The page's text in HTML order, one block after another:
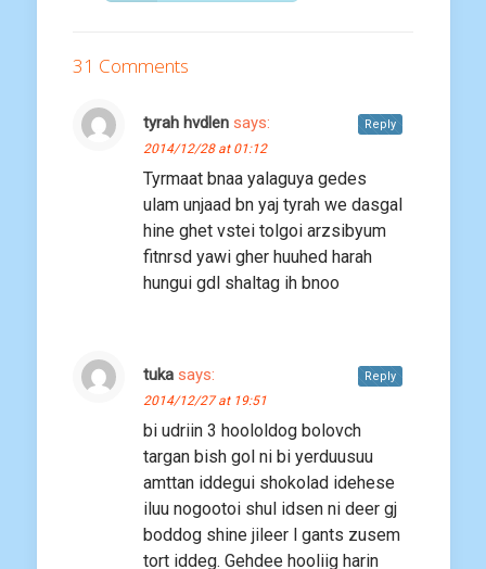
31 Comments
tyrah hvdlen says:
2014/12/28 at 01:12
Tyrmaat bnaa yalaguya gedes
ulam unjaad bn yaj tyrah we dasgal
hine ghet vstei tolgoi arzsibyum
fitnrsd yawi gher huuhed harah
hungui gdl shaltag ih bnoo
Reply
tuka says:
2014/12/27 at 19:51
bi udriin 3 hoololdog bolovch
targan bish gol ni bi yerduusuu
amttan iddegui shokolad idehese
iluu nogootoi shul idsen ni deer gj
boddog shine jileer l gants zusem
tort iddeg. Gehdee hooliig harin
Reply